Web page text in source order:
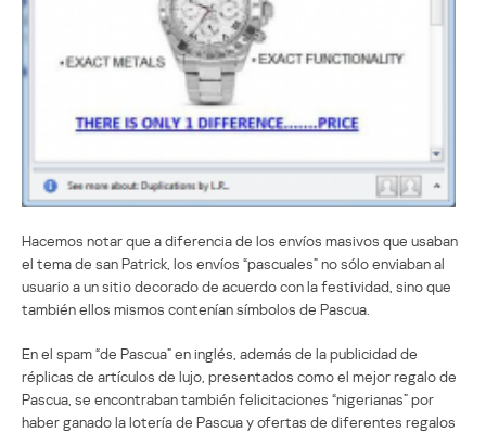
Hacemos notar que a diferencia de los envíos masivos que usaban
el tema de san Patrick, los envíos “pascuales” no sólo enviaban al
usuario a un sitio decorado de acuerdo con la festividad, sino que
también ellos mismos contenían símbolos de Pascua.
En el spam “de Pascua” en inglés, además de la publicidad de
réplicas de artículos de lujo, presentados como el mejor regalo de
Pascua, se encontraban también felicitaciones “nigerianas” por
haber ganado la lotería de Pascua y ofertas de diferentes regalos